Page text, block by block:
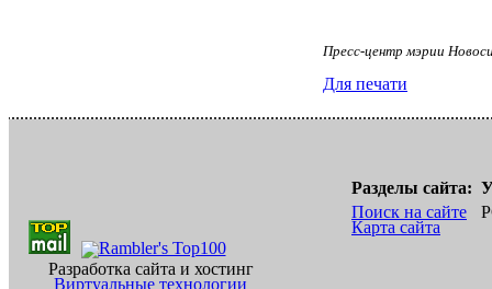
Пресс-центр мэрии
Для печати
Разработка сайта и хостинг
Виртуальные технологии
Разделы сайта:
Поиск на сайте
Карта сайта